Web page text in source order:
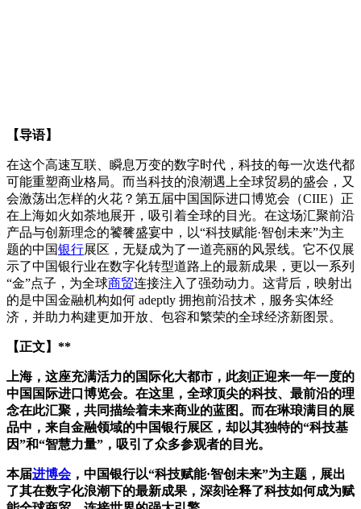
【导语】
在这个高速互联、瞬息万变的数字时代，科技的每一次迭代都
可能重塑商业格局。而当科技的浪潮遇上全球贸易的盛会，又
会激荡出怎样的火花？第五届中国国际进口博览会（CIIE）正
在上海如火如荼地展开，吸引着全球的目光。在这场汇聚前沿
产品与创新理念的饕餮盛宴中，以“科技赋能·智创未来”为主
题的中国银行展区，无疑成为了一道亮丽的风景线。它不仅展
示了中国银行业在数字化转型道路上的最新成果，更以一系列
“金”点子，为全球商贸连接注入了强劲动力。这背后，映射出
的是中国金融机构如何 adeptly 拥抱前沿技术，服务实体经
济，并助力构建更加开放、包容和繁荣的全球经济新图景。
【正文】**
上海，这座充满活力的国际化大都市，此刻正迎来一年一度的
中国国际进口博览会。在这里，全球顶尖的科技、最前沿的理
念在此汇聚，共同描绘着未来商业的蓝图。而在琳琅满目的展
品中，来自金融领域的中国银行展区，却以其独特的“科技基
因”和“智慧力量”，吸引了众多参观者的目光。
本届进博会，中国银行以“科技赋能·智创未来”为主题，展出
了其在数字化浪潮下的最新成果，深刻诠释了科技如何成为赋